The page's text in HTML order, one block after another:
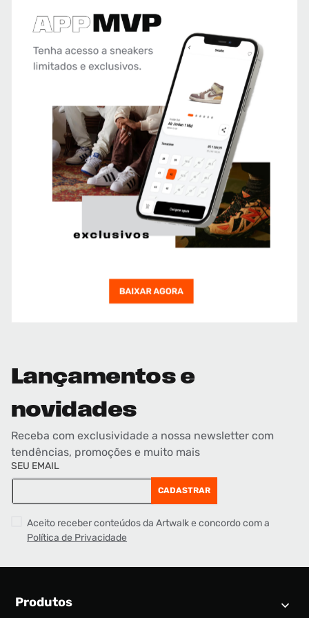
Lançamentos e
novidades
Receba com exclusividade a nossa newsletter com
tendências, promoções e muito mais
SEU EMAIL
CADASTRAR
Aceito receber conteúdos da Artwalk e concordo com a
Política de Privacidade
Produtos